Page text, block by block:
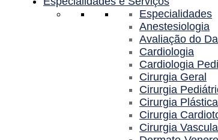
Especialidades
Anestesiologia
Avaliação do
Cardiologia
Cardiologia
Cirurgia Geral
Cirurgia
Cirurgia
Cirurgia
Cirurgia